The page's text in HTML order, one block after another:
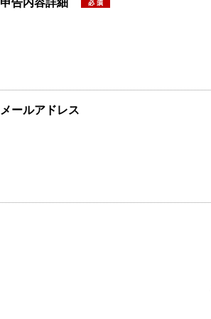
申告内容詳細
メールアドレス